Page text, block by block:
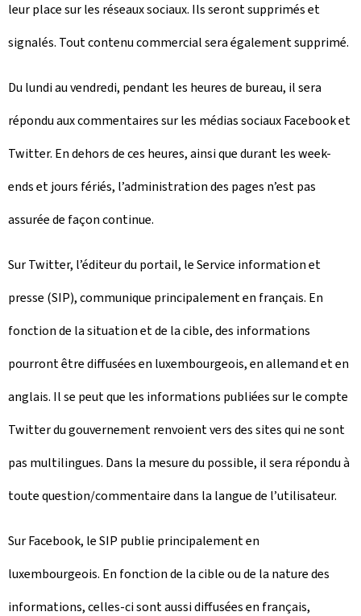
leur place sur les réseaux sociaux. Ils seront supprimés et
signalés. Tout contenu commercial sera également supprimé.
Du lundi au vendredi, pendant les heures de bureau, il sera
répondu aux commentaires sur les médias sociaux Facebook et
Twitter. En dehors de ces heures, ainsi que durant les week-
ends et jours fériés, l’administration des pages n’est pas
assurée de façon continue.
Sur Twitter, l’éditeur du portail, le Service information et
presse (SIP), communique principalement en français. En
fonction de la situation et de la cible, des informations
pourront être diffusées en luxembourgeois, en allemand et en
anglais. Il se peut que les informations publiées sur le compte
Twitter du gouvernement renvoient vers des sites qui ne sont
pas multilingues. Dans la mesure du possible, il sera répondu à
toute question/commentaire dans la langue de l’utilisateur.
Sur Facebook, le SIP publie principalement en
luxembourgeois. En fonction de la cible ou de la nature des
informations, celles-ci sont aussi diffusées en français,